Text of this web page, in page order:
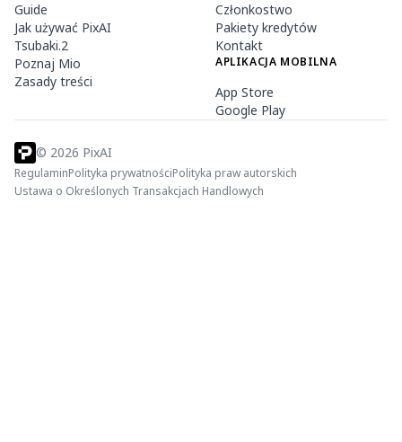
Guide
Jak używać PixAI
Tsubaki.2
Poznaj Mio
Zasady treści
Członkostwo
Pakiety kredytów
Kontakt
APLIKACJA MOBILNA
App Store
Google Play
© 2026 PixAI
RegulaminPolityka prywatnościPolityka praw autorskich
Ustawa o Określonych Transakcjach Handlowych